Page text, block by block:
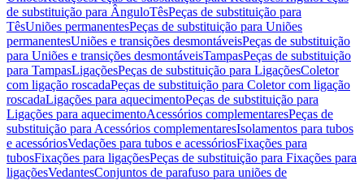
de substituição para ÂnguloTêsPeças de substituição para
TêsUniões permanentesPeças de substituição para Uniões
permanentesUniões e transições desmontáveisPeças de substituição
para Uniões e transições desmontáveisTampasPeças de substituição
para TampasLigaçõesPeças de substituição para LigaçõesColetor
com ligação roscadaPeças de substituição para Coletor com ligação
roscadaLigações para aquecimentoPeças de substituição para
Ligações para aquecimentoAcessórios complementaresPeças de
substituição para Acessórios complementaresIsolamentos para tubos
e acessóriosVedações para tubos e acessóriosFixações para
tubosFixações para ligaçõesPeças de substituição para Fixações para
ligaçõesVedantesConjuntos de parafuso para uniões de